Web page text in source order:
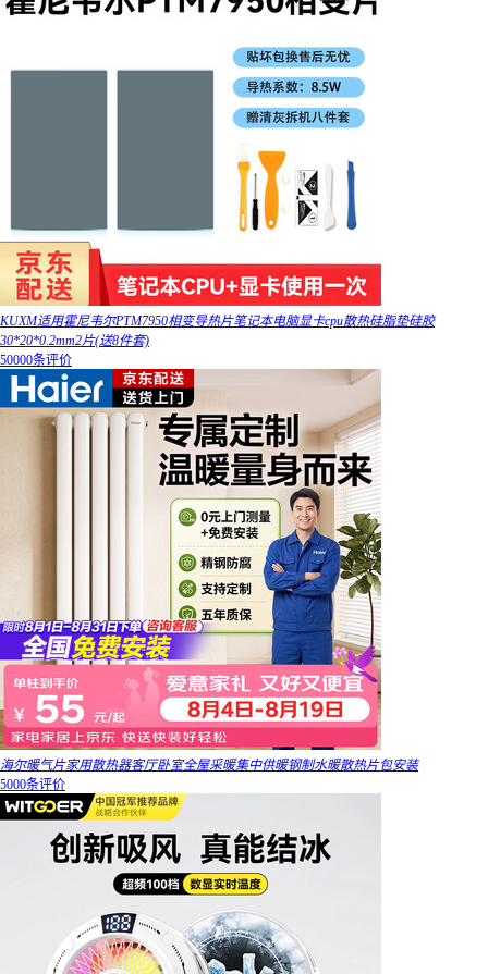
KUXM适用霍尼韦尔PTM7950相变导热片笔记本电脑显卡cpu散热硅脂垫硅胶
30*20*0.2mm2片(送8件套)
50000条评价
海尔暖气片家用散热器客厅卧室全屋采暖集中供暖钢制水暖散热片包安装
5000条评价